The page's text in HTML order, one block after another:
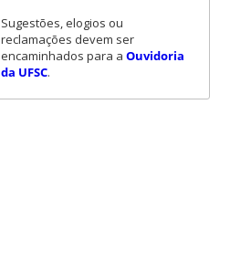
Sugestões, elogios ou
reclamações devem ser
encaminhados para a Ouvidoria
da UFSC.